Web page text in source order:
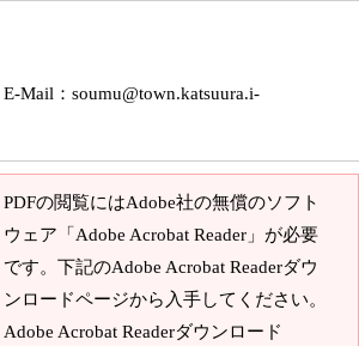
E-Mail ： soumu@town.katsuura.i-
PDFの閲覧にはAdobe社の無償のソフト
ウェア「Adobe Acrobat Reader」が必要
です。下記のAdobe Acrobat Readerダウ
ンロードページから入手してください。
Adobe Acrobat Readerダウンロード